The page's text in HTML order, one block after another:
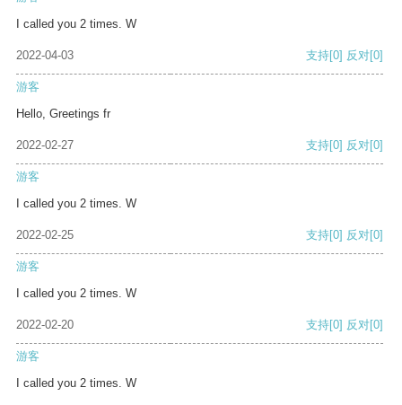
I called you 2 times. W
2022-04-03 支持[0] 反对[0]
游客
Hello, Greetings fr
2022-02-27 支持[0] 反对[0]
游客
I called you 2 times. W
2022-02-25 支持[0] 反对[0]
游客
I called you 2 times. W
2022-02-20 支持[0] 反对[0]
游客
I called you 2 times. W